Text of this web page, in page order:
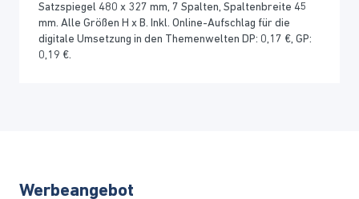
Satzspiegel 480 x 327 mm, 7 Spalten, Spaltenbreite 45
mm. Alle Größen H x B. Inkl. Online-Aufschlag für die
digitale Umsetzung in den Themenwelten DP: 0,17 €, GP:
0,19 €.
Werbeangebot